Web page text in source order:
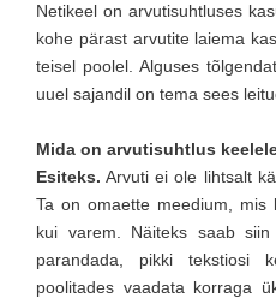
Netikeel on arvutisuhtluses
kohe pärast arvutite laiema
teisel poolel. Alguses
uuel sajandil on tema sees
Mida on arvutisuhtlus
Esiteks. Arvuti ei ole lihtsalt
Ta on omaette meedium, mis
kui varem. Näiteks saab
parandada, pikki tekstiosi
poolitades vaadata korraga